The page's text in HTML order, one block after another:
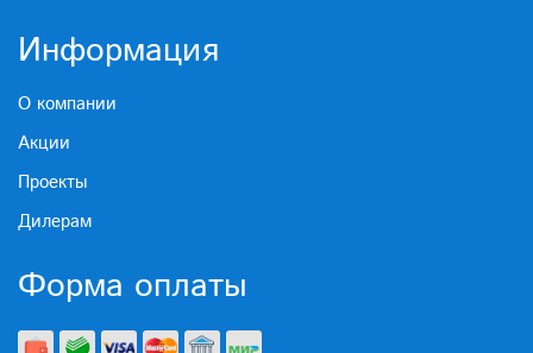
Информация
О компании
Акции
Проекты
Дилерам
Форма оплаты